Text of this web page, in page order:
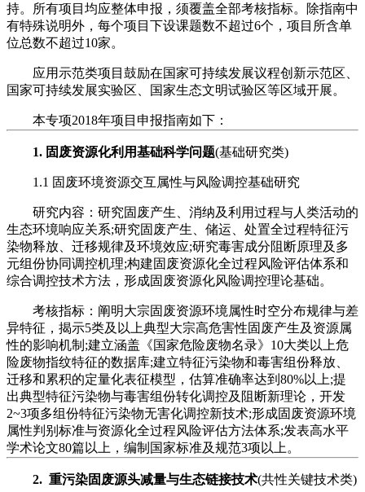
持。所有项目均应整体申报，须覆盖全部考核指标。除指南中
有特殊说明外，每个项目下设课题数不超过6个，项目所含单
位总数不超过10家。
应用示范类项目鼓励在国家可持续发展议程创新示范区、
国家可持续发展实验区、国家生态文明试验区等区域开展。
本专项2018年项目申报指南如下：
1. 固废资源化利用基础科学问题(基础研究类)
1.1 固废环境资源交互属性与风险调控基础研究
研究内容：研究固废产生、消纳及利用过程与人类活动的
生态环境响应关系;研究固废产生、储运、处置全过程特征污
染物释放、迁移规律及环境效应;研究毒害成分阻断原理及多
元组份协同调控机理;构建固废资源化全过程风险评估体系和
综合调控技术方法，形成固废资源化风险调控理论基础。
考核指标：阐明大宗固废资源环境属性时空分布规律与差
异特征，揭示5类及以上典型大宗高危害性固废产生及资源属
性的影响机制;建立涵盖《国家危险废物名录》10大类以上危
险废物指纹特征的数据库;建立特征污染物和毒害组份释放、
迁移和累积的定量化表征模型，估算准确率达到80%以上;提
出典型特征污染物与毒害组份转化调控及阻断新理论，开发
2~3项多组份特征污染物无害化调控新技术;形成固废资源环境
属性判别标准与资源化全过程风险评估方法体系;发表高水平
学术论文80篇以上，编制国家标准及规范3项以上。
2. 重污染固废源头减量与生态链接技术(共性关键技术类)